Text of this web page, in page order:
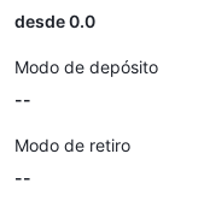
desde 0.0
Modo de depósito
--
Modo de retiro
--